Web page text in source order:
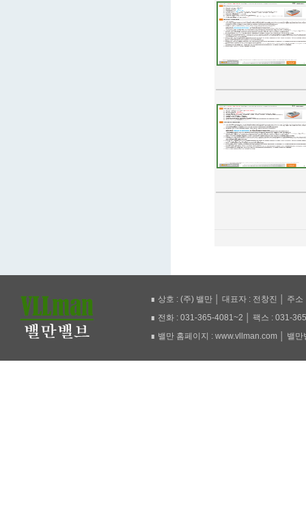
∎ 상호 : (주) 밸만 │ 대표자 : 전창진 │ 주
∎ 전화 : 031-365-4081~2 │ 팩스 : 031-
∎ 밸만 홈페이지 : www.vllman.com │ 밸